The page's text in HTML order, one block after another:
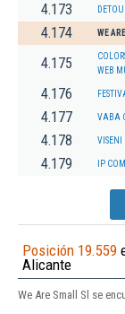
4.173
4.174 WE
4.175
WEB
4.176
4.177 VABA
4.178 VISENI
4.179 IP
Posición 19.559
Alicante
We Are Small Sl se